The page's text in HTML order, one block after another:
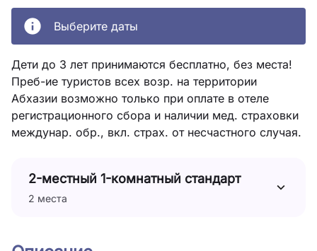
Выберите даты
Дети до 3 лет принимаются бесплатно, без места!
Преб-ие туристов всех возр. на территории
Абхазии возможно только при оплате в отеле
регистрационного сбора и наличии мед. страховки
междунар. обр., вкл. страх. от несчастного случая.
2-местный 1-комнатный стандарт
2 места